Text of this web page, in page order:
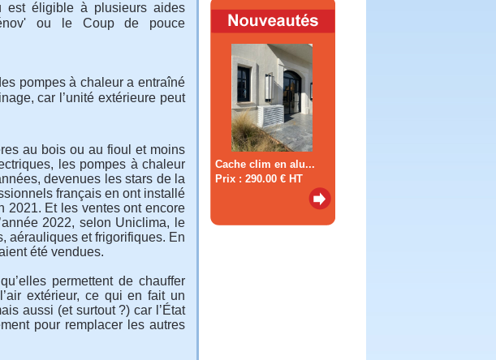
est éligible à plusieurs aides
ou le Coup de pouce
pompes à chaleur a entraîné
car l’unité extérieure peut
au bois ou au fioul et moins
les pompes à chaleur
devenues les stars de la
français en ont installé
2021. Et les ventes ont encore
2022, selon Uniclima, le
aérauliques et frigorifiques. En
été vendues.
permettent de chauffer
extérieur, ce qui en fait un
aussi (et surtout ?) car l’État
pour remplacer les autres
Cache clim en alu...
Prix : 290.00 € HT